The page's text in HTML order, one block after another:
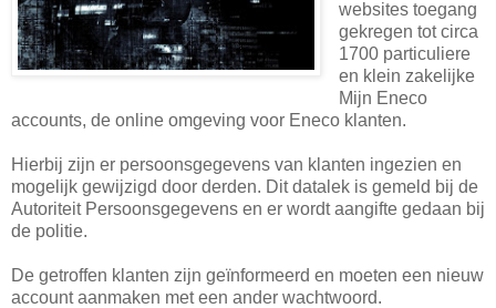
websites toegang
gekregen tot circa
1700 particuliere
en klein zakelijke
Mijn Eneco
accounts, de online omgeving voor Eneco klanten.
Hierbij zijn er persoonsgegevens van klanten ingezien en
mogelijk gewijzigd door derden. Dit datalek is gemeld bij de
Autoriteit Persoonsgegevens en er wordt aangifte gedaan bij
de politie.
De getroffen klanten zijn geïnformeerd en moeten een nieuw
account aanmaken met een ander wachtwoord.